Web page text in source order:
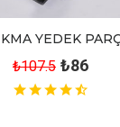
YEDEK
₺107.5 ₺86